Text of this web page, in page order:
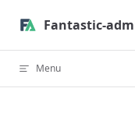
Skip to content
Fantastic-
Menu